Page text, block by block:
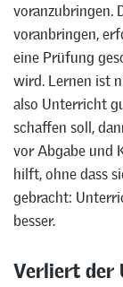
voranzubringen.
voranbringen,
eine Prüfung
wird. Lernen ist
also Unterricht
schaffen soll,
vor Abgabe und
hilft, ohne dass
gebracht:
besser.
Verliert der